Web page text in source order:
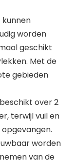
kunnen
worden
geschikt
Met de
gebieden
over 2
terwijl vuil en
worden
van de